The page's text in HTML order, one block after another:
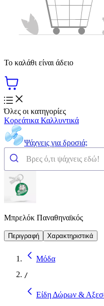
Το καλάθι είναι άδειο
Όλες οι κατηγορίες
Κορεάτικα Καλλυντικά
Ψάχνεις για δροσιά;
Μπρελόκ Παναθηναϊκός
Περιγραφή Χαρακτηριστικά
Μόδα
/
Είδη Δώρων &